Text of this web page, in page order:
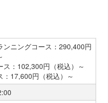
ンニングコース：290,400円
ス：102,300円（税込）～
：17,600円（税込）～